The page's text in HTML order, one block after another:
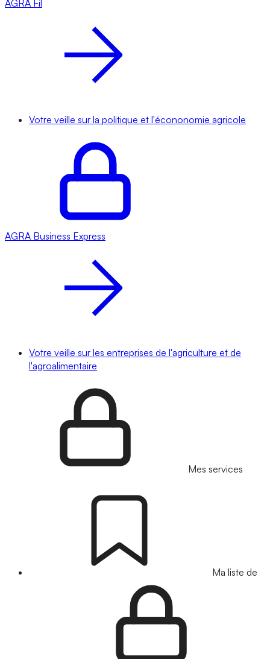
AGRA Fil
Votre veille sur la politique et l'écononomie agricole
AGRA Business Express
Votre veille sur les entreprises de l'agriculture et de
l'agroalimentaire
Mes services
Ma liste de